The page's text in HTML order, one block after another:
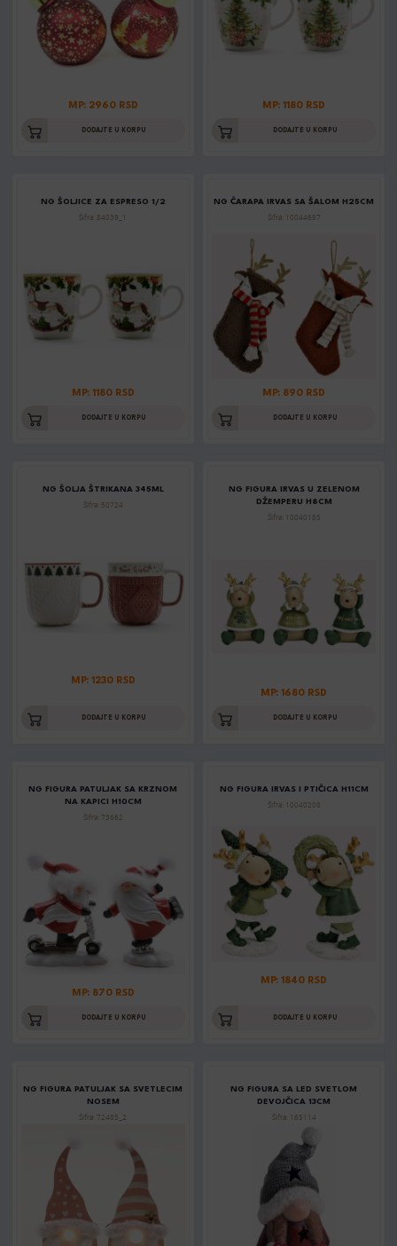
MP: 2960 RSD
DODAJTE U KORPU
MP: 1180 RSD
DODAJTE U KORPU
NG ŠOLJICE ZA ESPRESO 1/2
Šifra: 84039_1
MP: 1180 RSD
DODAJTE U KORPU
NG ČARAPA IRVAS SA ŠALOM H25CM
Šifra: 10044697
MP: 890 RSD
DODAJTE U KORPU
NG ŠOLJA ŠTRIKANA 345ML
Šifra: 50724
MP: 1230 RSD
DODAJTE U KORPU
NG FIGURA IRVAS U ZELENOM
DŽEMPERU H8CM
Šifra: 10040185
MP: 1680 RSD
DODAJTE U KORPU
NG FIGURA PATULJAK SA KRZNOM
NA KAPICI H10CM
Šifra: 73662
MP: 870 RSD
DODAJTE U KORPU
NG FIGURA IRVAS I PTIČICA H11CM
Šifra: 10040208
MP: 1840 RSD
DODAJTE U KORPU
NG FIGURA PATULJAK SA SVETLECIM
NOSEM
Šifra: 72485_2
NG FIGURA SA LED SVETLOM
DEVOJČICA 13CM
Šifra: 165114